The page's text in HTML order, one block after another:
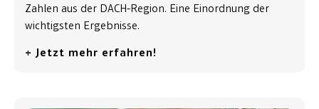
Zahlen aus der DACH-Region. Eine Einordnung der
wichtigsten Ergebnisse.
+ Jetzt mehr erfahren!